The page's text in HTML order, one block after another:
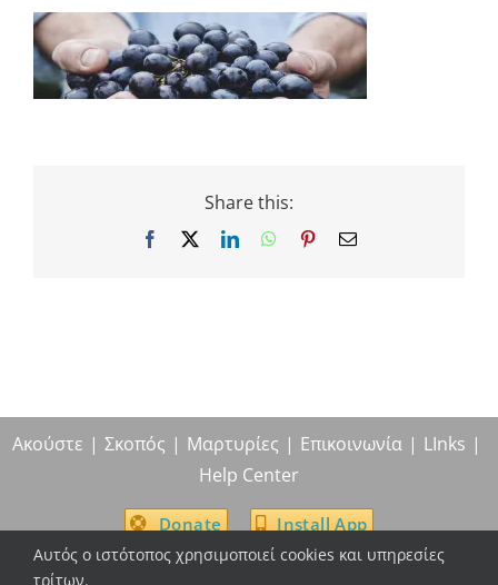
Share this:
Facebook LinkedInWhatsApp
PinterestEmail
Ακούστε Σκοπός Μαρτυρίες Επικοινωνία
LInks
Help Center
Donate Install App
Αυτός ο ιστότοπος χρησιμοποιεί cookies και υπηρεσίες
τρίτων.